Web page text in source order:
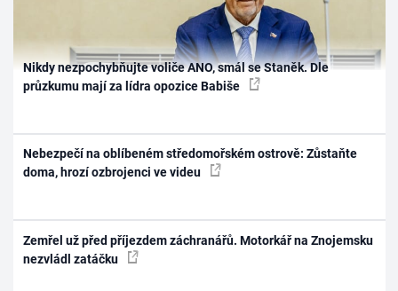
Nikdy nezpochybňujte voliče ANO, smál se Staněk. Dle
průzkumu mají za lídra opozice Babiše
Nebezpečí na oblíbeném středomořském ostrově: Zůstaňte
doma, hrozí ozbrojenci ve videu
Zemřel už před příjezdem záchranářů. Motorkář na Znojemsku
nezvládl zatáčku